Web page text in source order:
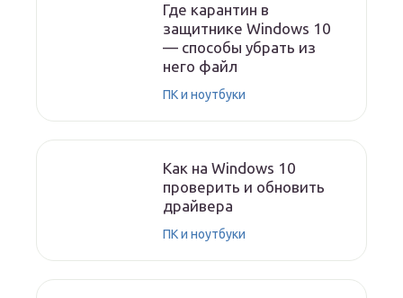
Где карантин в
защитнике Windows 10
— способы убрать из
него файл
ПК и ноутбуки
Как на Windows 10
проверить и обновить
драйвера
ПК и ноутбуки